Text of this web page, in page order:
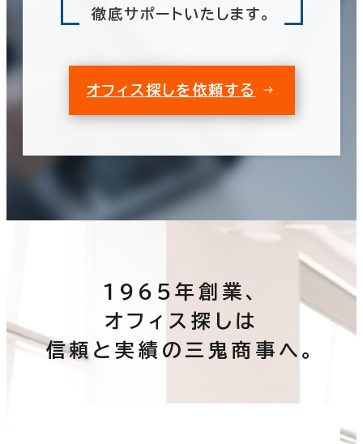
徹底サポートいたします。
オフィス探しを依頼する
1965年創業、
オフィス探しは
信頼と実績の三鬼商事へ。